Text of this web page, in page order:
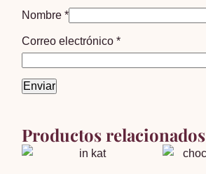
Nombre*
Correo electrónico*
Productos relacionados